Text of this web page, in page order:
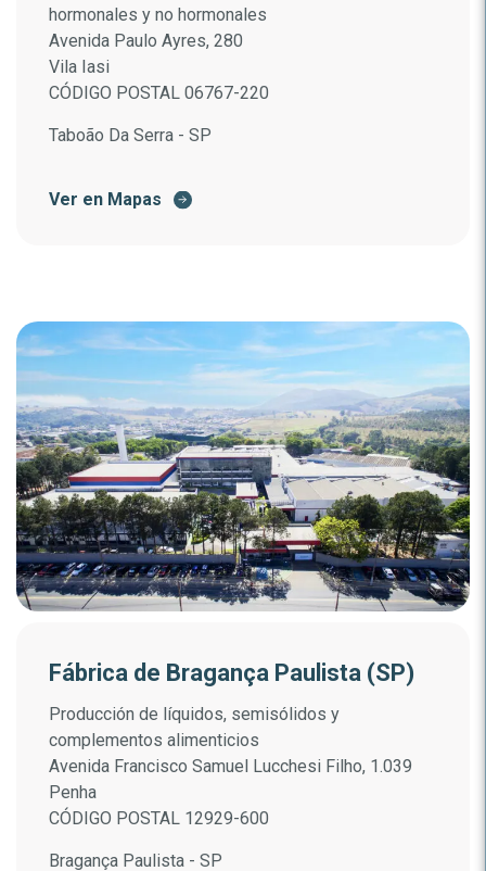
hormonales y no hormonales
Avenida Paulo Ayres, 280
Vila Iasi
CÓDIGO POSTAL 06767-220
Taboão Da Serra - SP
Ver en Mapas
Fábrica de Bragança Paulista (SP)
Producción de líquidos, semisólidos y
complementos alimenticios
Avenida Francisco Samuel Lucchesi Filho, 1.039
Penha
CÓDIGO POSTAL 12929-600
Bragança Paulista - SP